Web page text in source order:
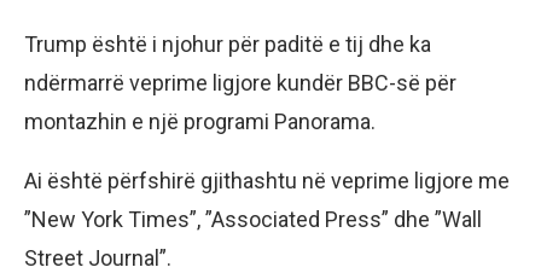
Trump është i njohur për paditë e tij dhe ka
ndërmarrë veprime ligjore kundër BBC-së për
montazhin e një programi Panorama.
Ai është përfshirë gjithashtu në veprime ligjore me
”New York Times”, ”Associated Press” dhe ”Wall
Street Journal”.